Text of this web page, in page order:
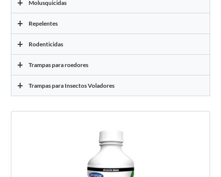
+ Molusquicidas
+ Repelentes
+ Rodenticidas
+ Trampas para roedores
+ Trampas para Insectos Voladores